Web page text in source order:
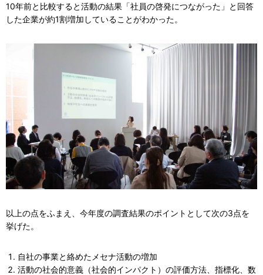
10年前と比較すると活動の結果「社員の啓発につながった」と回答
した企業が約1割増加していることがわかった。
以上の点をふまえ、今年度の調査結果のポイントとして次の3点を
挙げた。
自社の事業と絡めたメセナ活動の増加
活動の社会的意義（社会的インパクト）の評価方法、指標化、数